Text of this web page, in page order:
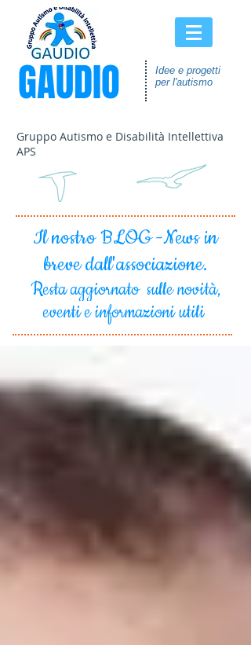
GAUDIO
Idee e progetti
per l'autismo
Gruppo Autismo e Disabilità Intellettiva
APS
Il nostro BLOG -News in
breve dall'associazione.
Resta aggiornato sulle novità,
eventi e informazioni utili